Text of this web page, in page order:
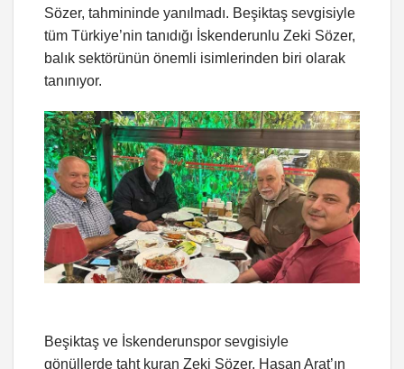
Sözer, tahmininde yanılmadı. Beşiktaş sevgisiyle
tüm Türkiye’nin tanıdığı İskenderunlu Zeki Sözer,
balık sektörünün önemli isimlerinden biri olarak
tanınıyor.
Beşiktaş ve İskenderunspor sevgisiyle
gönüllerde taht kuran Zeki Sözer, Hasan Arat’ın